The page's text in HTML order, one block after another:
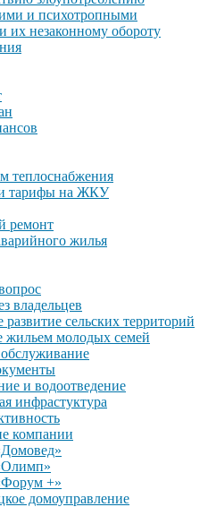
и психотропными
их незаконному обороту
теплоснабжения
тарифы на ЖКУ
ремонт
жилья
владельцев
сельских территорий
жильем молодых семей
и водоотведение
инфрастуктура
компании
+»
домоуправление